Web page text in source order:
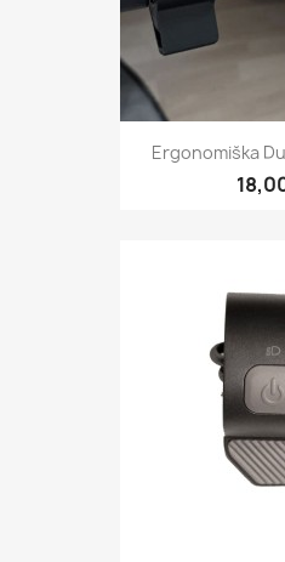
Ergonomiška